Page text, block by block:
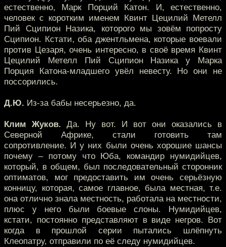
естественно, Марк Порций Катон. И, естественно,
человек с коротким именем Квинт Цецилий Метелл
Пий Сципион Назика, которого мы зовём попросту
Сципион. Кстати, оба джентльмена, которые воевали
против Цезаря, очень интересно, в своё время Квинт
Цецилий Метелл Пий Сципион Назика у Марка
Порция Катона-младшего увёл невесту. Но они не
поссорились.
Д.Ю. Из-за бабы несерьезно, да.
Клим Жуков. Да. Ну вот. И вот они оказались в
Северной Африке, стали готовить там
сопротивление. И у них были очень хорошие шансы
почему – потому что Юба, командир нумидийцев,
который, в общем, был последовательный сторонник
оптиматов, мог предоставить им очень серьёзную
конницу, которая, самое главное, была местная, т.е.
она отлично знала местность, работала на местности,
плюс у него были боевые слоны. Нумидийцев,
кстати, постоянно представляют в виде негров. Вот
когда в прошлой серии пытались шлёпнуть
Клеопатру, отправили по её следу нумидийцев.